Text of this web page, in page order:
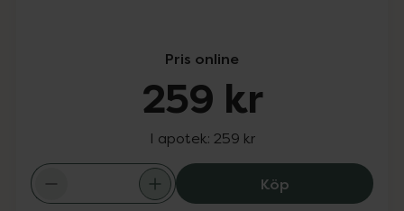
Pris online
259 kr
I apotek: 259 kr
KöpIDUN Minerals